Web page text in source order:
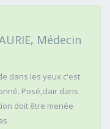
Médecin
dans les yeux c'est
Posé,clair dans
doit être menée